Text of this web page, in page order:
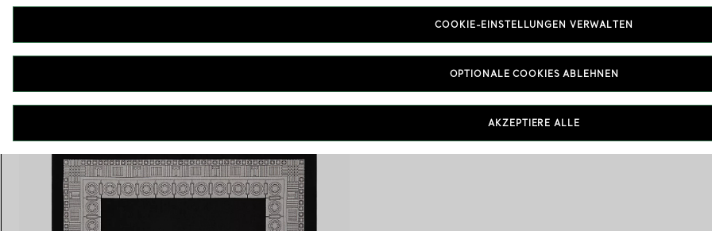
Eheringe für Damen Eheringe für Herren
Schwarz Wohndeko in Wolle
COOKIE-EINSTELLUNGEN VERWALTEN
OPTIONALE COOKIES ABLEHNEN
AKZEPTIERE ALLE